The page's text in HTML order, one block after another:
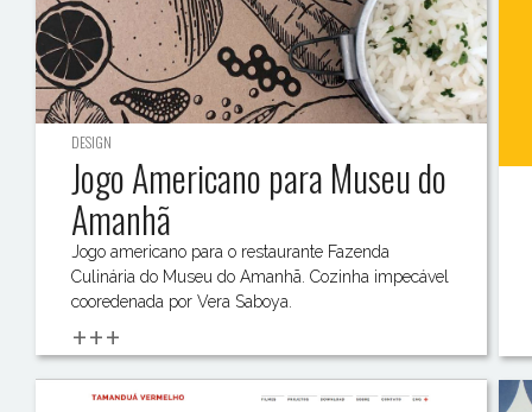
DESIGN
Jogo Americano para Museu do
Amanhã
Jogo americano para o restaurante Fazenda
Culinária do Museu do Amanhã. Cozinha impecável
cooredenada por Vera Saboya.
+++